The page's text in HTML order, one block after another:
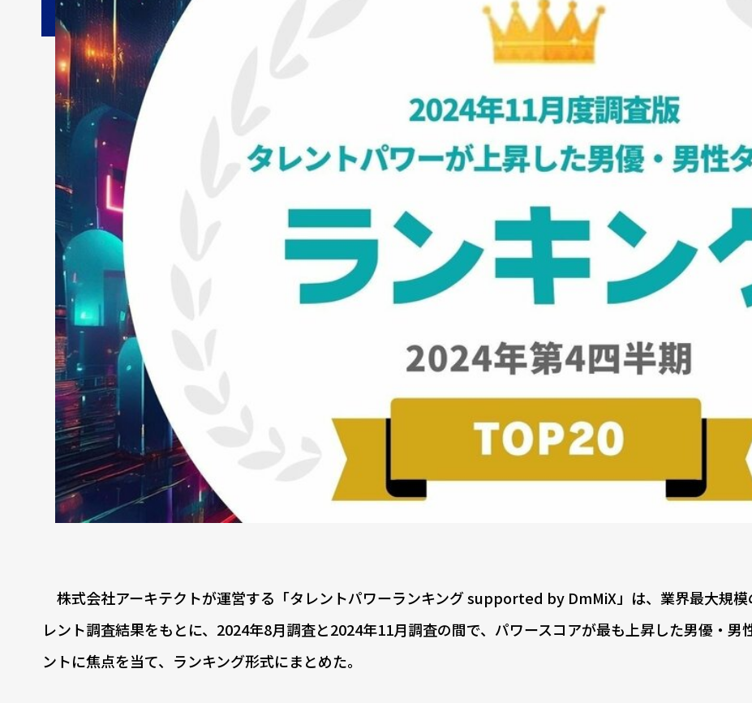
株式会社アーキテクトが運営する「タレントパワーランキング supported by DmMiX」は、業界最大規模
レント調査結果をもとに、2024年8月調査と2024年11月調査の間で、パワースコアが最も上昇した男優・男
ントに焦点を当て、ランキング形式にまとめた。